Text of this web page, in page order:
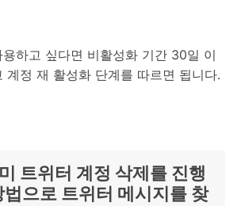
하고 싶다면 비활성화 기간 30일 이
계정 재 활성화 단계를 따르면 됩니다.
트위터 계정 삭제를 진행
으로 트위터 메시지를 찾